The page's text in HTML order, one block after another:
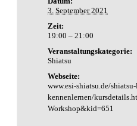
3. September 2021
Zeit:
19:00 – 21:00
Veranstaltungskategorie:
Shiatsu
Webseite:
www.esi-shiatsu.de/
kennenlernen/
Workshop&kid=651